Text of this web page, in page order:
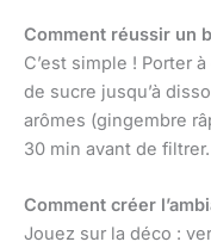
Comment réussir un
C’est simple ! Porter
de sucre jusqu’à
arômes (gingembre
30 min avant de
Comment créer
Jouez sur la déco :